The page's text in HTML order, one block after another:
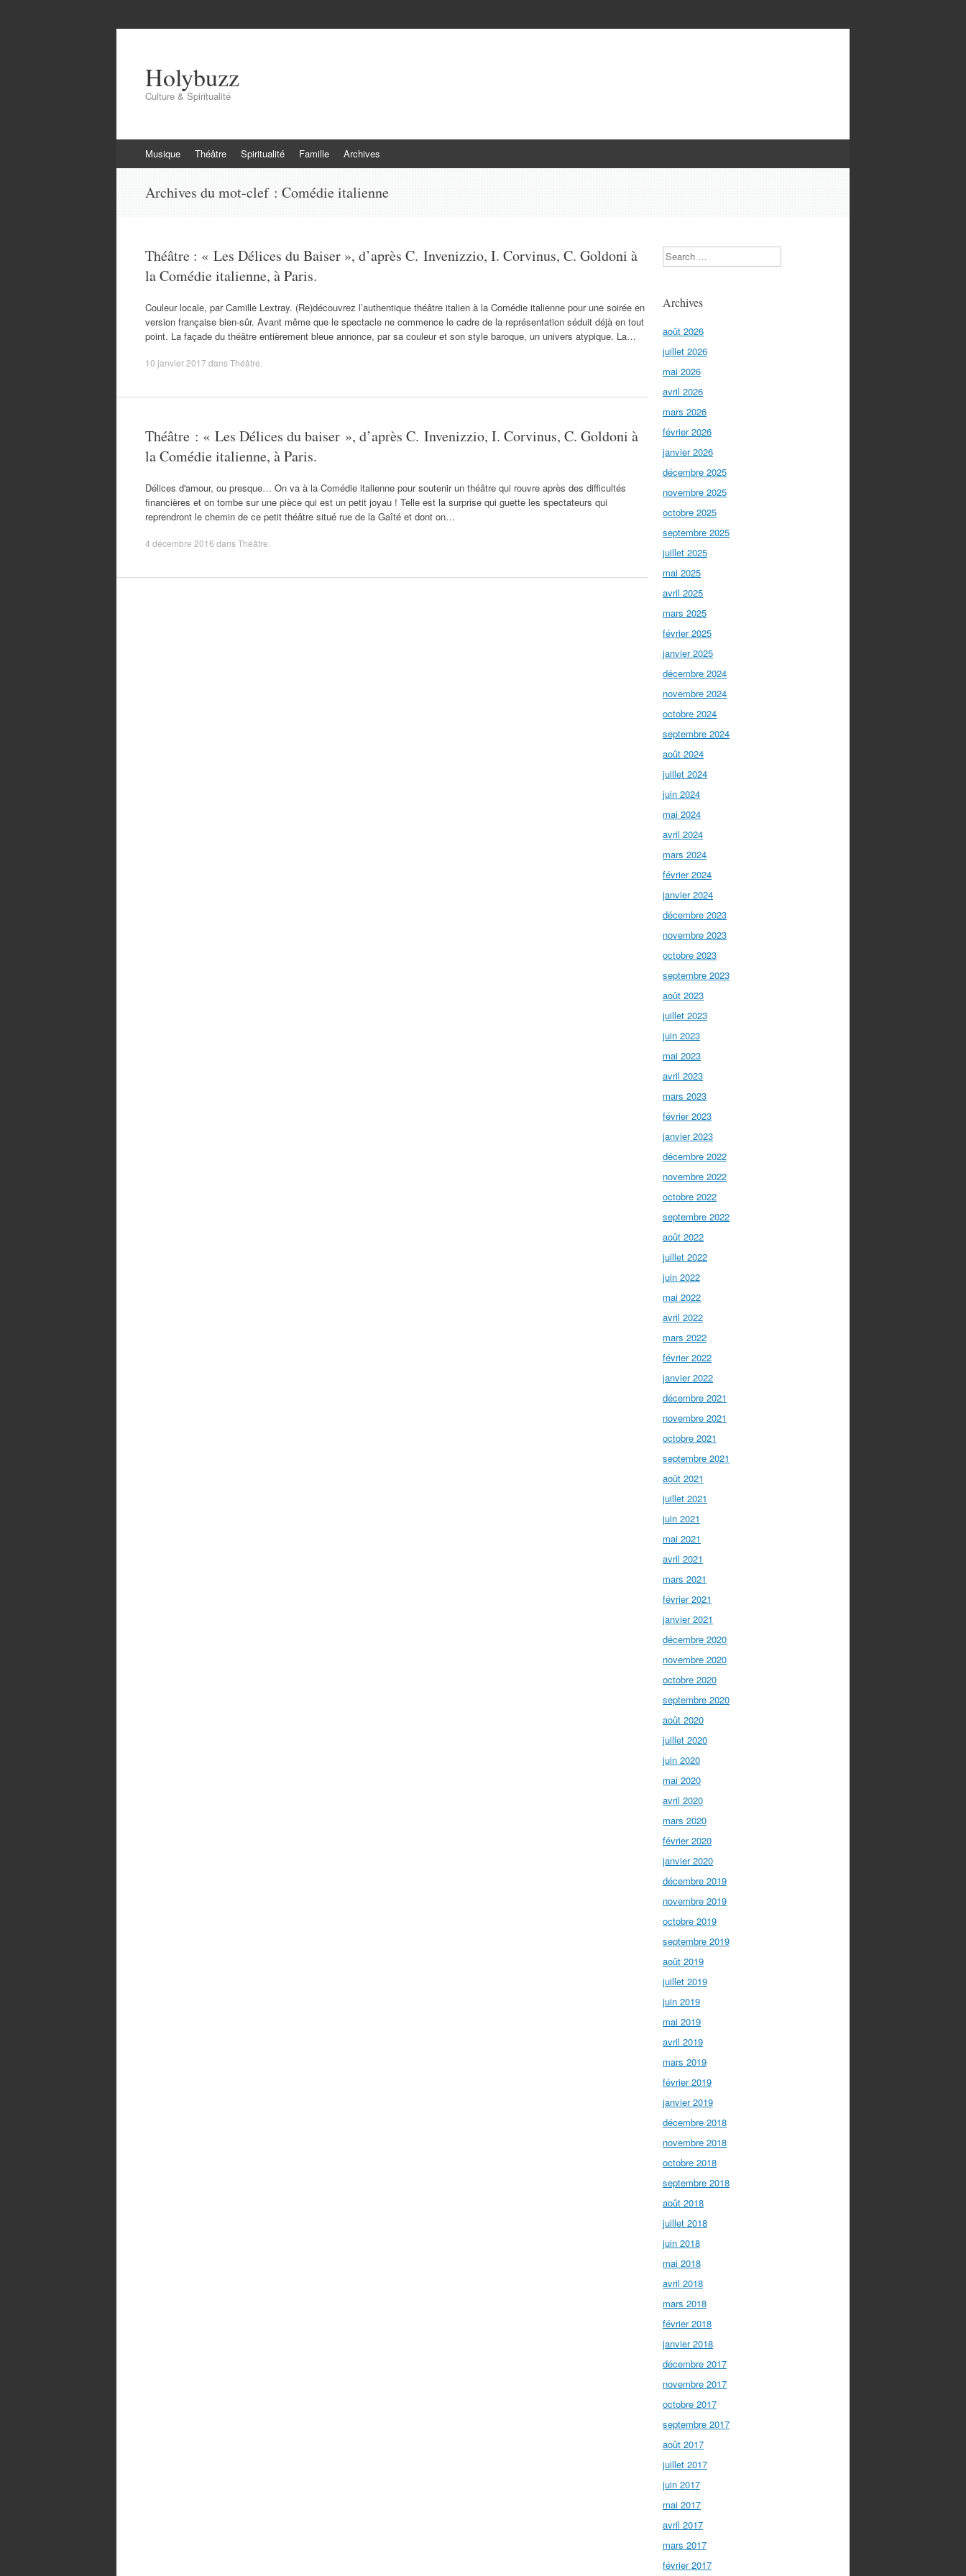
Holybuzz
Culture & Spiritualité
au
Musique Théâtre Spiritualité Famille Archives
Archives du mot-clef : Comédie italienne
Théâtre : « Les Délices du Baiser », d’après C. Invenizzio, I. Corvinus, C. Goldoni à
la Comédie italienne, à Paris.
Couleur locale, par Camille Lextray. (Re)découvrez l’authentique théâtre italien à la Comédie italienne pour une soirée en
version française bien-sûr. Avant même que le spectacle ne commence le cadre de la représentation séduit déjà en tout
point. La façade du théâtre entièrement bleue annonce, par sa couleur et son style baroque, un univers atypique. La…
10 janvier 2017 dansThéâtre
Théâtre : « Les Délices du baiser », d’après C. Invenizzio, I. Corvinus, C. Goldoni à
la Comédie italienne, à Paris.
Délices d'amour, ou presque… On va à la Comédie italienne pour soutenir un théâtre qui rouvre après des difficultés
financières et on tombe sur une pièce qui est un petit joyau ! Telle est la surprise qui guette les spectateurs qui
reprendront le chemin de ce petit théâtre situé rue de la Gaîté et dont on…
4 décembre 2016 dansThéâtre
Search
Archives
août 2026
juillet 2026
mai 2026
avril 2026
mars 2026
février 2026
janvier 2026
décembre 2025
novembre 2025
octobre 2025
septembre 2025
juillet 2025
mai 2025
avril 2025
mars 2025
février 2025
janvier 2025
décembre 2024
novembre 2024
octobre 2024
septembre 2024
août 2024
juillet 2024
juin 2024
mai 2024
avril 2024
mars 2024
février 2024
janvier 2024
décembre 2023
novembre 2023
octobre 2023
septembre 2023
août 2023
juillet 2023
juin 2023
mai 2023
avril 2023
mars 2023
février 2023
janvier 2023
décembre 2022
novembre 2022
octobre 2022
septembre 2022
août 2022
juillet 2022
juin 2022
mai 2022
avril 2022
mars 2022
février 2022
janvier 2022
décembre 2021
novembre 2021
octobre 2021
septembre 2021
août 2021
juillet 2021
juin 2021
mai 2021
avril 2021
mars 2021
février 2021
janvier 2021
décembre 2020
novembre 2020
octobre 2020
septembre 2020
août 2020
juillet 2020
juin 2020
mai 2020
avril 2020
mars 2020
février 2020
janvier 2020
décembre 2019
novembre 2019
octobre 2019
septembre 2019
août 2019
juillet 2019
juin 2019
mai 2019
avril 2019
mars 2019
février 2019
janvier 2019
décembre 2018
novembre 2018
octobre 2018
septembre 2018
août 2018
juillet 2018
juin 2018
mai 2018
avril 2018
mars 2018
février 2018
janvier 2018
décembre 2017
novembre 2017
octobre 2017
septembre 2017
août 2017
juillet 2017
juin 2017
mai 2017
avril 2017
mars 2017
février 2017